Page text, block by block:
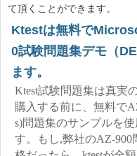
て頂くことができます。
Ktestは無料で
0試験問題集デモ（
ます。
Ktest試験問題集は真実
購入する前に、無料で
s)問題集のサンプルを
す。もし,弊社のAZ-